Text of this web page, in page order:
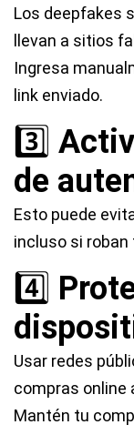
Los deepfakes
llevan a sitios
Ingresa
link enviado.
3️⃣
de
Esto puede
incluso si
4️⃣
Usar redes
compras online
Mantén tu